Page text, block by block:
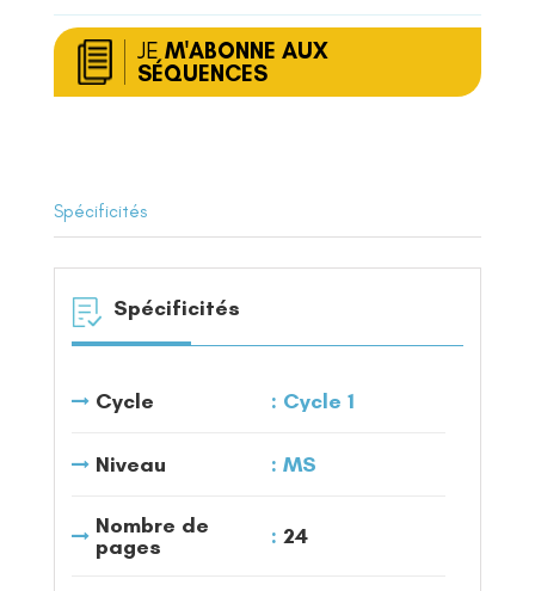
JE M'ABONNE AUX
SÉQUENCES
Spécificités
Spécificités
Cycle Cycle 1
Niveau MS
Nombre de
pages
24